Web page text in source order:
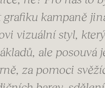
grafiku kampaně
vizuální styl,
ale posouvá
za pomoci